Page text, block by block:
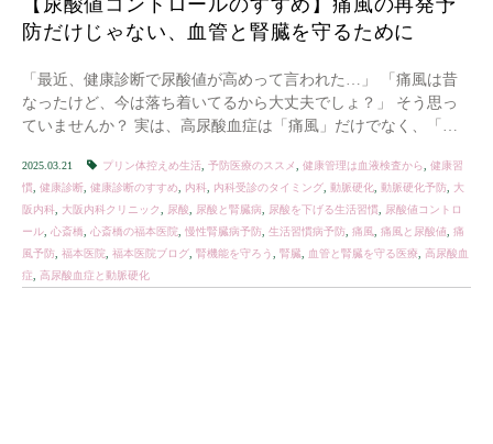
【尿酸値コントロールのすすめ】痛風の再発予
防だけじゃない、血管と腎臓を守るために
「最近、健康診断で尿酸値が高めって言われた…」 「痛風は昔
なったけど、今は落ち着いてるから大丈夫でしょ？」 そう思っ
ていませんか？ 実は、高尿酸血症は「痛風」だけでなく、「動
2025.03.21 プリン体控えめ生活 予防医療のススメ 健康管理は血液検査から
健康習
慣 健康診断 健康診断のすすめ 内科 内科受診のタイミング 動脈硬化 動脈硬化予防
大
阪内科
大阪内科クリニック 尿酸 尿酸と腎臓病 尿酸を下げる生活習慣
尿酸値コントロ
ール 心斎橋 心斎橋の福本医院 慢性腎臓病予防 生活習慣病予防 痛風 痛風と尿酸値
痛
風予防 福本医院 福本医院ブログ 腎機能を守ろう 腎臓 血管と腎臓を守る医療
高尿酸血
症
高尿酸血症と動脈硬化